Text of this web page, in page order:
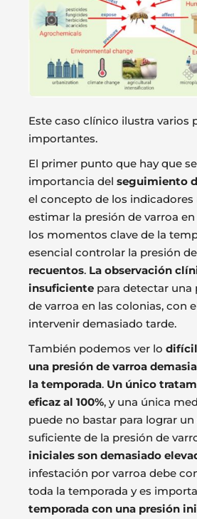
Este caso clínico ilustra varios
importantes.
El primer punto que hay que
importancia del seguimiento
el concepto de los indicadores
estimar la presión de varroa
los momentos clave de la
esencial controlar la presión
recuentos. La observación
insuficiente para detectar una
de varroa en las colonias, con
intervenir demasiado tarde.
También podemos ver lo
una presión de varroa
la temporada. Un único
eficaz al 100%, y una única
puede no bastar para lograr un
suficiente de la presión de
iniciales son demasiado
infestación por varroa debe
toda la temporada y es
temporada con una presión